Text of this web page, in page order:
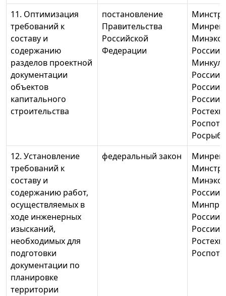
11. Оптимизация
требований к
составу и
содержанию
разделов проектной
документации
объектов
капитального
строительства
постановление
Правительства
Российской
Федерации
России,
России,
России,
России,
12. Установление
требований к
составу и
содержанию работ,
осуществляемых в
ходе инженерных
изысканий,
необходимых для
подготовки
документации по
планировке
территории
федеральный закон
России,
России,
России,